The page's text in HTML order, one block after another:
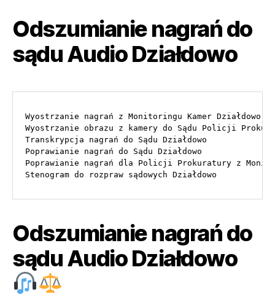
Odszumianie nagrań do
sądu Audio Działdowo
Wyostrzanie nagrań z Monitoringu Kamer Działdowo
Wyostrzanie obrazu z kamery do Sądu Policji
Transkrypcja nagrań do Sądu Działdowo
Poprawianie nagrań do Sądu Działdowo
Poprawianie nagrań dla Policji Prokuratury z
Stenogram do rozpraw sądowych Działdowo
Odszumianie nagrań do
sądu Audio Działdowo